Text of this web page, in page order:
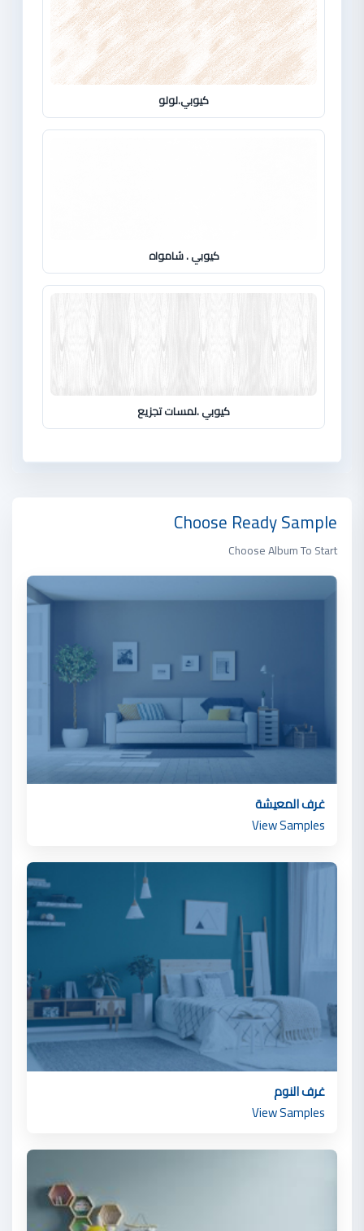
كيوبي.لولو
كيوبي . شامواه
كيوبي .لمسات تجزيع
Choose Ready Sample
Choose Album To Start
غرف المعيشة
View Samples
غرف النوم
View Samples